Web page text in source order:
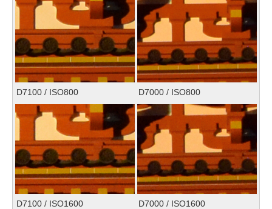
D7100 / ISO800 D7000 / ISO800
D7100 / ISO1600 D7000 / ISO1600